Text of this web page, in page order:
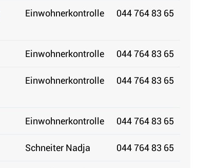
Einwohnerkontrolle 044 764 83 65
Einwohnerkontrolle 044 764 83 65
Einwohnerkontrolle 044 764 83 65
Einwohnerkontrolle 044 764 83 65
Schneiter Nadja 044 764 83 65